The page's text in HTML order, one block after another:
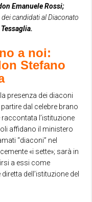
Emanuele Rossi;
candidati al Diaconato
a noi:
Stefano
presenza dei diaconi
dal celebre brano
l’istituzione
affidano il ministero
“diaconi” nel
«i sette»; sarà in
a essi come
dell’istituzione del